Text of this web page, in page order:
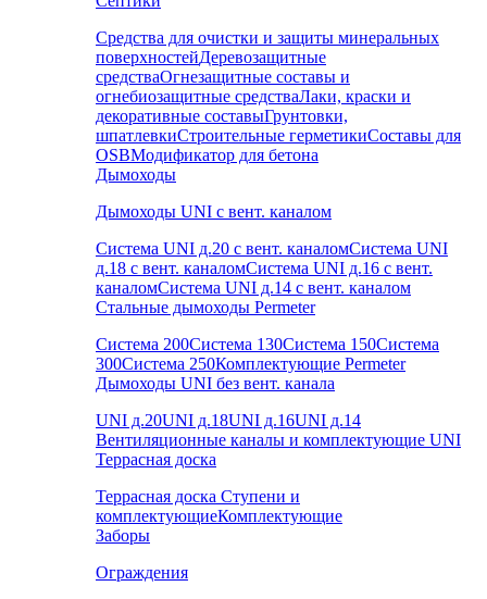
Средства для очистки и защиты минеральных
поверхностейДеревозащитные
средстваОгнезащитные составы и
огнебиозащитные средстваЛаки, краски и
декоративные составыГрунтовки,
шпатлевкиСтроительные герметикиСоставы для
OSBМодификатор для бетона
Дымоходы
Дымоходы UNI с вент. каналом
Система UNI д.20 с вент. каналомСистема UNI
д.18 с вент. каналомСистема UNI д.16 с вент.
каналомСистема UNI д.14 с вент. каналом
Стальные дымоходы Permeter
Система 200Система 130Система 150Система
300Система 250Комплектующие Permeter
Дымоходы UNI без вент. канала
UNI д.20UNI д.18UNI д.16UNI д.14
Вентиляционные каналы и комплектующие UNI
Террасная доска
Террасная доска Ступени и
комплектующиеКомплектующие
Заборы
Ограждения